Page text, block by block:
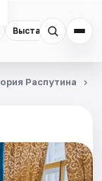
Выставки
Распутина